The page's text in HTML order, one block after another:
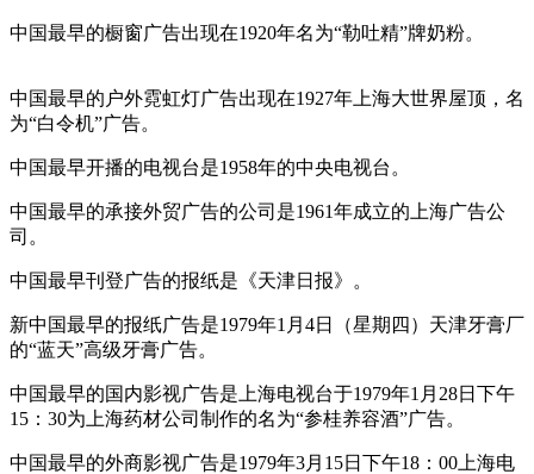
中国最早的橱窗广告出现在1920年名为“勒吐精”牌奶粉。
中国最早的户外霓虹灯广告出现在1927年上海大世界屋顶，名
为“白令机”广告。
中国最早开播的电视台是1958年的中央电视台。
中国最早的承接外贸广告的公司是1961年成立的上海广告公
司。
中国最早刊登广告的报纸是《天津日报》。
新中国最早的报纸广告是1979年1月4日（星期四）天津牙膏厂
的“蓝天”高级牙膏广告。
中国最早的国内影视广告是上海电视台于1979年1月28日下午
15：30为上海药材公司制作的名为“参桂养容酒”广告。
中国最早的外商影视广告是1979年3月15日下午18：00上海电